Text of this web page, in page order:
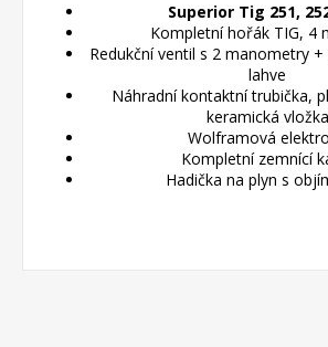
Superior Tig 251,
Kompletní hořák TIG, 4
Redukční ventil s 2 manometry
lahve
Náhradní kontaktní trubička,
keramická vložka
Wolframová
Kompletní zemnící
Hadička na plyn s